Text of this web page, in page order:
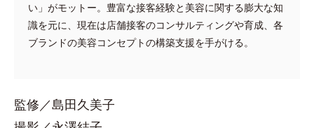
い」がモットー。豊富な接客経験と美容に関する膨大な知
識を元に、現在は店舗接客のコンサルティングや育成、各
ブランドの美容コンセプトの構築支援を手がける。
監修／島田久美子